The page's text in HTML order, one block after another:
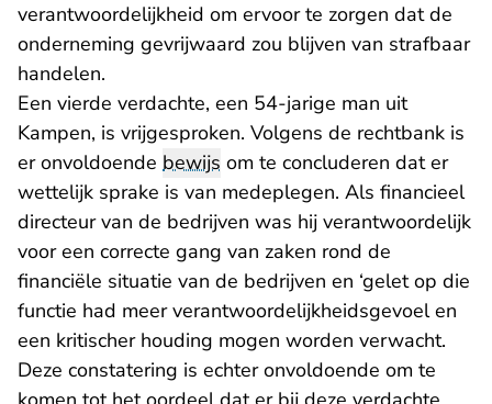
verantwoordelijkheid om ervoor te zorgen dat de
onderneming gevrijwaard zou blijven van strafbaar
handelen.
Een vierde verdachte, een 54-jarige man uit
Kampen, is vrijgesproken. Volgens de rechtbank is
er onvoldoende bewijs om te concluderen dat er
wettelijk sprake is van medeplegen. Als financieel
directeur van de bedrijven was hij verantwoordelijk
voor een correcte gang van zaken rond de
financiële situatie van de bedrijven en ‘gelet op die
functie had meer verantwoordelijkheidsgevoel en
een kritischer houding mogen worden verwacht.
Deze constatering is echter onvoldoende om te